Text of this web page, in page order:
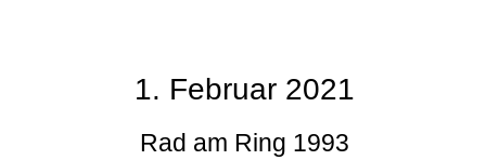
1. Februar 2021
Rad am Ring 1993